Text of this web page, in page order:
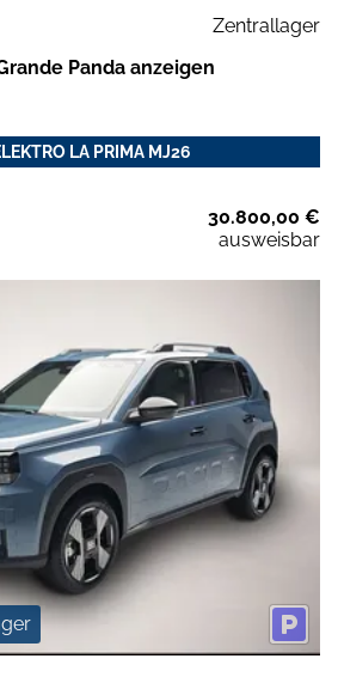
Zentrallager
Panda anzeigen
LA PRIMA MJ26
30.800,00 €
ausweisbar